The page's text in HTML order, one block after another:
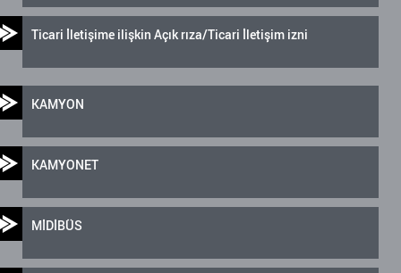
Ticari İletişime ilişkin Açık rıza/Ticari İletişim izni
KAMYON
KAMYONET
MİDİBÜS